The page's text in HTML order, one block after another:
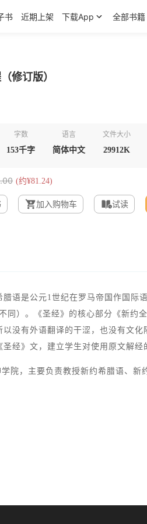
书 近期上架 下载App 全部书籍
修订版）
字数
153千字
语言
简体中文
文件大小
29912K
(约¥81.24)
加入购物车 试读
语是公元1世纪在罗马帝国作国
同）。《圣经》的核心部分《新
没有外语翻译的干涩，也没有文
经》文，建立学生对使用原文解经
院，主要负责教授新约希腊语、